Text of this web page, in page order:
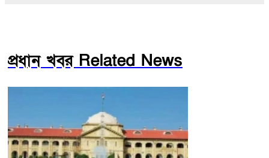
প্রধান খবর Related News